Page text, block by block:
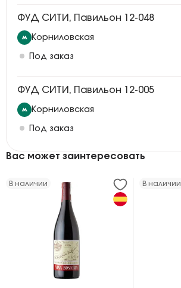
ФУД СИТИ, Павильон 12-048
Корниловская
Под заказ
ФУД СИТИ, Павильон 12-005
Корниловская
Под заказ
Вас может заинтересовать
В наличии В наличии